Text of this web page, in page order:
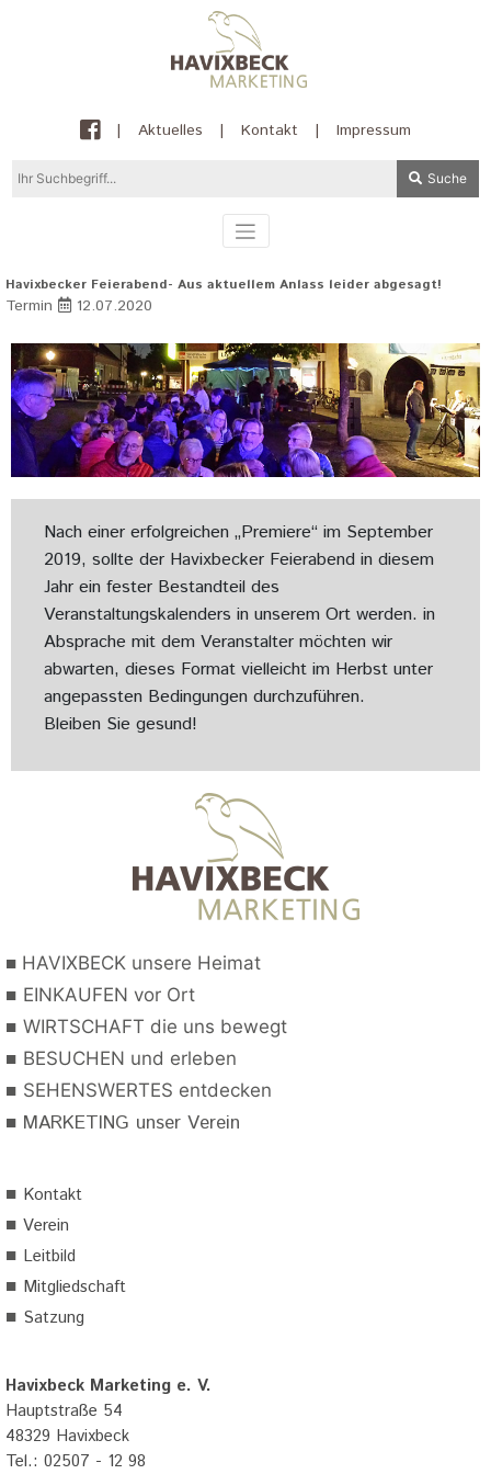
| Aktuelles | Kontakt | Impressum
Suche
Havixbecker Feierabend- Aus aktuellem Anlass leider abgesagt!
Termin 12.07.2020
Nach einer erfolgreichen „Premiere“ im September
2019, sollte der Havixbecker Feierabend in diesem
Jahr ein fester Bestandteil des
Veranstaltungskalenders in unserem Ort werden. in
Absprache mit dem Veranstalter möchten wir
abwarten, dieses Format vielleicht im Herbst unter
angepassten Bedingungen durchzuführen.
Bleiben Sie gesund!
■ HAVIXBECK unsere Heimat
■ EINKAUFEN vor Ort
■ WIRTSCHAFT die uns bewegt
■ BESUCHEN und erleben
■ SEHENSWERTES entdecken
■ MARKETING unser Verein
■ Kontakt
■ Verein
■ Leitbild
■ Mitgliedschaft
■ Satzung
Havixbeck Marketing e. V.
Hauptstraße 54
48329 Havixbeck
Tel.: 02507 - 12 98